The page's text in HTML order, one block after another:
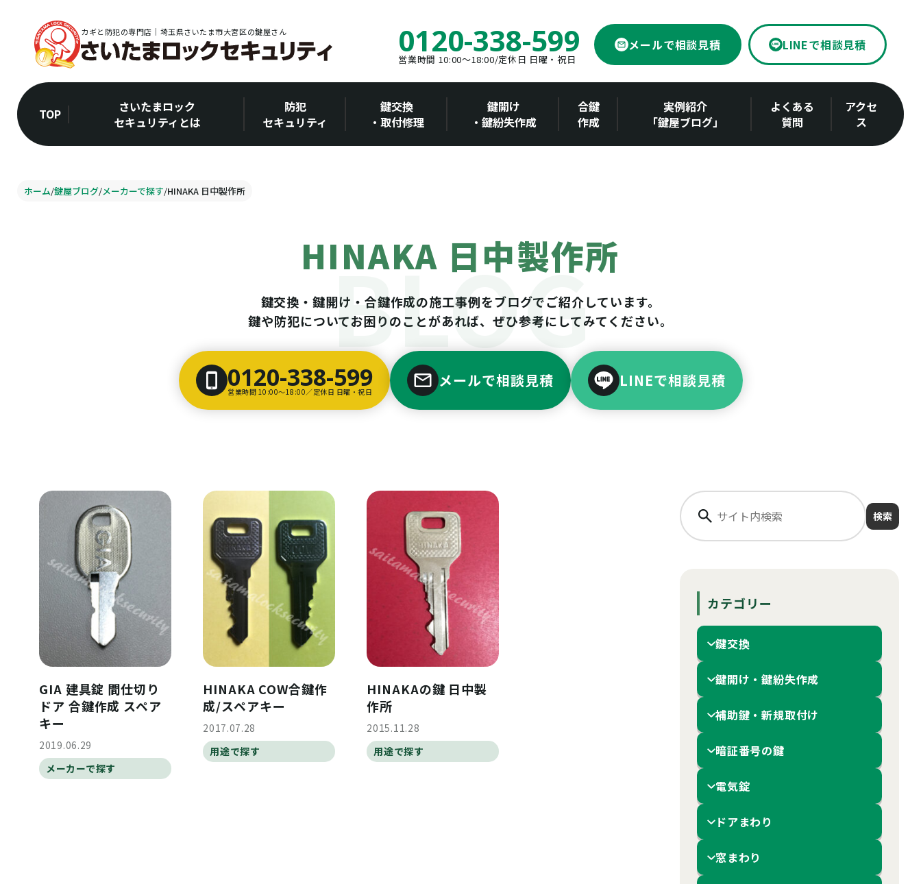
カギと防犯の専門店｜埼玉県さいたま市大宮区の鍵屋さん 0120-338-599
営業時間 10:00～18:00/定休日 日曜・祝日
メールで相談見積 LINEで相談見積
TOP
さいたまロック
セキュリティとは
防犯
セキュリティ
鍵交換
・取付修理
鍵開け
・鍵紛失作成
合鍵
作成
実例紹介
「鍵屋ブログ」
よくある
質問
アクセ
ス
ホーム/鍵屋ブログ/メーカーで探す/HINAKA 日中製作所
HINAKA 日中製作所
鍵交換・鍵開け・合鍵作成の施工事例をブログでご紹介しています。
鍵や防犯についてお困りのことがあれば、ぜひ参考にしてみてください。
0120-338-599
営業時間 10:00〜18:00／定休日 日曜・祝日
メールで相談見積 LINEで相談見積
GIA 建具錠 間仕切り
ドア 合鍵作成 スペア
キー
2019.06.29
メーカーで探す
HINAKA COW合鍵作
成/スペアキー
2017.07.28
用途で探す
HINAKAの鍵 日中製
作所
2015.11.28
用途で探す
検索
カテゴリー
鍵交換
鍵開け・鍵紛失作成
補助鍵・新規取付け
暗証番号の鍵
電気錠
ドアまわり
窓まわり